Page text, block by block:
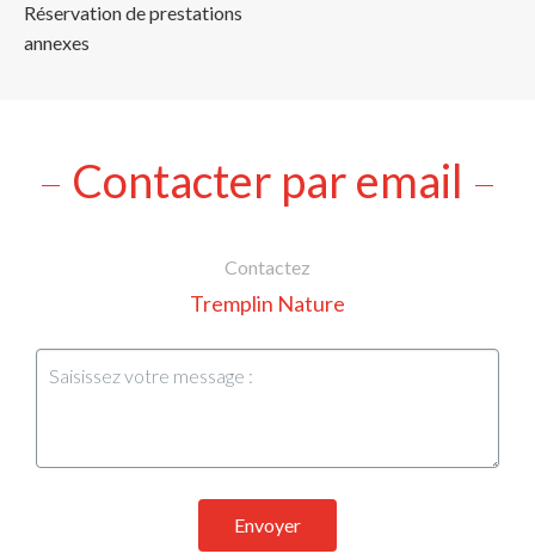
Réservation de prestations
annexes
Contacter par email
Contactez
Tremplin Nature
Envoyer